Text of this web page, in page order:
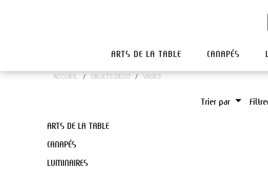
ARTS DE LA TABLE CANAPÉS
ACCUEIL / OBJETS DÉCO / VASES
ARTS DE LA TABLE
CANAPÉS
LUMINAIRES
Trier par